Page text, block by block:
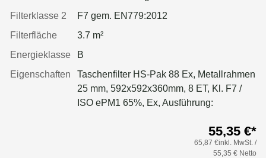
Filterklasse 2
F7 gem. EN779:2012
Filterfläche
3.7 m²
Energieklasse
B
Eigenschaften
Taschenfilter HS-Pak 88 Ex, Metallrahmen
25 mm, 592x592x360mm, 8 ET, Kl. F7 /
ISO ePM1 65%, Ex, Ausführung:
vollflächig ableitender Oberfläche.
Ableitkontakt über Stirnrahmen des Filters.
55,35 €*
65,87 €inkl. MwSt. /
55,35 € Netto